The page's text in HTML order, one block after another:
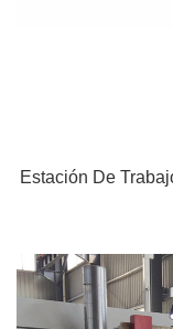
Estación De